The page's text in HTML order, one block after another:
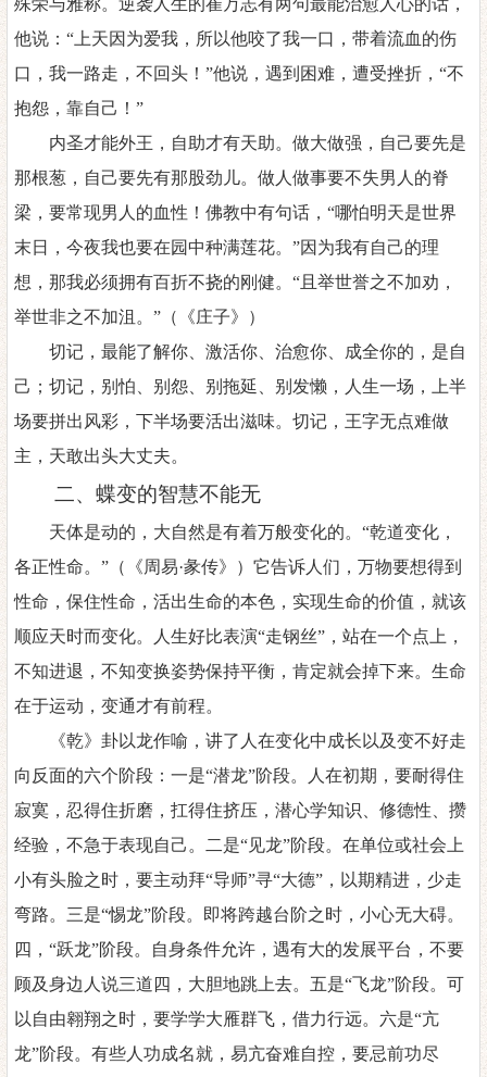
他说：“上天因为爱我，所以他咬了我一口，带着流血的伤
口，我一路走，不回头！”他说，遇到困难，遭受挫折，“不
抱怨，靠自己！”
内圣才能外王，自助才有天助。做大做强，自己要先是
那根葱，自己要先有那股劲儿。做人做事要不失男人的脊
梁，要常现男人的血性！佛教中有句话，“哪怕明天是世界
末日，今夜我也要在园中种满莲花。”因为我有自己的理
想，那我必须拥有百折不挠的刚健。“且举世誉之不加劝，
举世非之不加沮。”（《庄子》）
切记，最能了解你、激活你、治愈你、成全你的，是自
己；切记，别怕、别怨、别拖延、别发懒，人生一场，上半
场要拼出风彩，下半场要活出滋味。切记，王字无点难做
主，天敢出头大丈夫。
二、蝶变的智慧不能无
天体是动的，大自然是有着万般变化的。“乾道变化，
各正性命。”（《周易·彖传》）它告诉人们，万物要想得到
性命，保住性命，活出生命的本色，实现生命的价值，就该
顺应天时而变化。人生好比表演“走钢丝”，站在一个点上，
不知进退，不知变换姿势保持平衡，肯定就会掉下来。生命
在于运动，变通才有前程。
《乾》卦以龙作喻，讲了人在变化中成长以及变不好走
向反面的六个阶段：一是“潜龙”阶段。人在初期，要耐得住
寂寞，忍得住折磨，扛得住挤压，潜心学知识、修德性、攒
经验，不急于表现自己。二是“见龙”阶段。在单位或社会上
小有头脸之时，要主动拜“导师”寻“大德”，以期精进，少走
弯路。三是“惕龙”阶段。即将跨越台阶之时，小心无大碍。
四，“跃龙”阶段。自身条件允许，遇有大的发展平台，不要
顾及身边人说三道四，大胆地跳上去。五是“飞龙”阶段。可
以自由翱翔之时，要学学大雁群飞，借力行远。六是“亢
龙”阶段。有些人功成名就，易亢奋难自控，要忌前功尽